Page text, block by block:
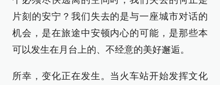
片刻的安宁？我们失去的是与一座城市对话的
机会，是在旅途中安顿内心的可能，是那些本
可以发生在月台上的、不经意的美好邂逅。
所幸，变化正在发生。当火车站开始发挥文化